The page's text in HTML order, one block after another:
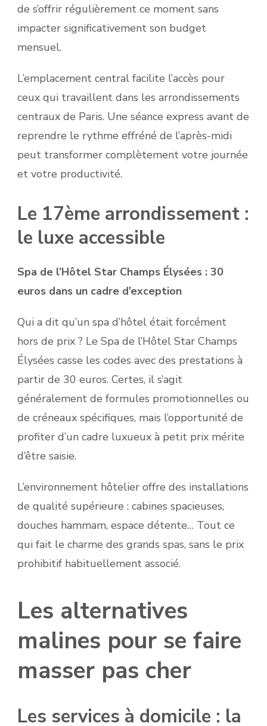
de s’offrir régulièrement ce moment sans
impacter significativement son budget
mensuel.
L’emplacement central facilite l’accès pour
ceux qui travaillent dans les arrondissements
centraux de Paris. Une séance express avant de
reprendre le rythme effréné de l’après-midi
peut transformer complètement votre journée
et votre productivité.
Le 17ème arrondissement :
le luxe accessible
Spa de l’Hôtel Star Champs Élysées : 30
euros dans un cadre d’exception
Qui a dit qu’un spa d’hôtel était forcément
hors de prix ? Le Spa de l’Hôtel Star Champs
Élysées casse les codes avec des prestations à
partir de 30 euros. Certes, il s’agit
généralement de formules promotionnelles ou
de créneaux spécifiques, mais l’opportunité de
profiter d’un cadre luxueux à petit prix mérite
d’être saisie.
L’environnement hôtelier offre des installations
de qualité supérieure : cabines spacieuses,
douches hammam, espace détente… Tout ce
qui fait le charme des grands spas, sans le prix
prohibitif habituellement associé.
Les alternatives
malines pour se faire
masser pas cher
Les services à domicile : la